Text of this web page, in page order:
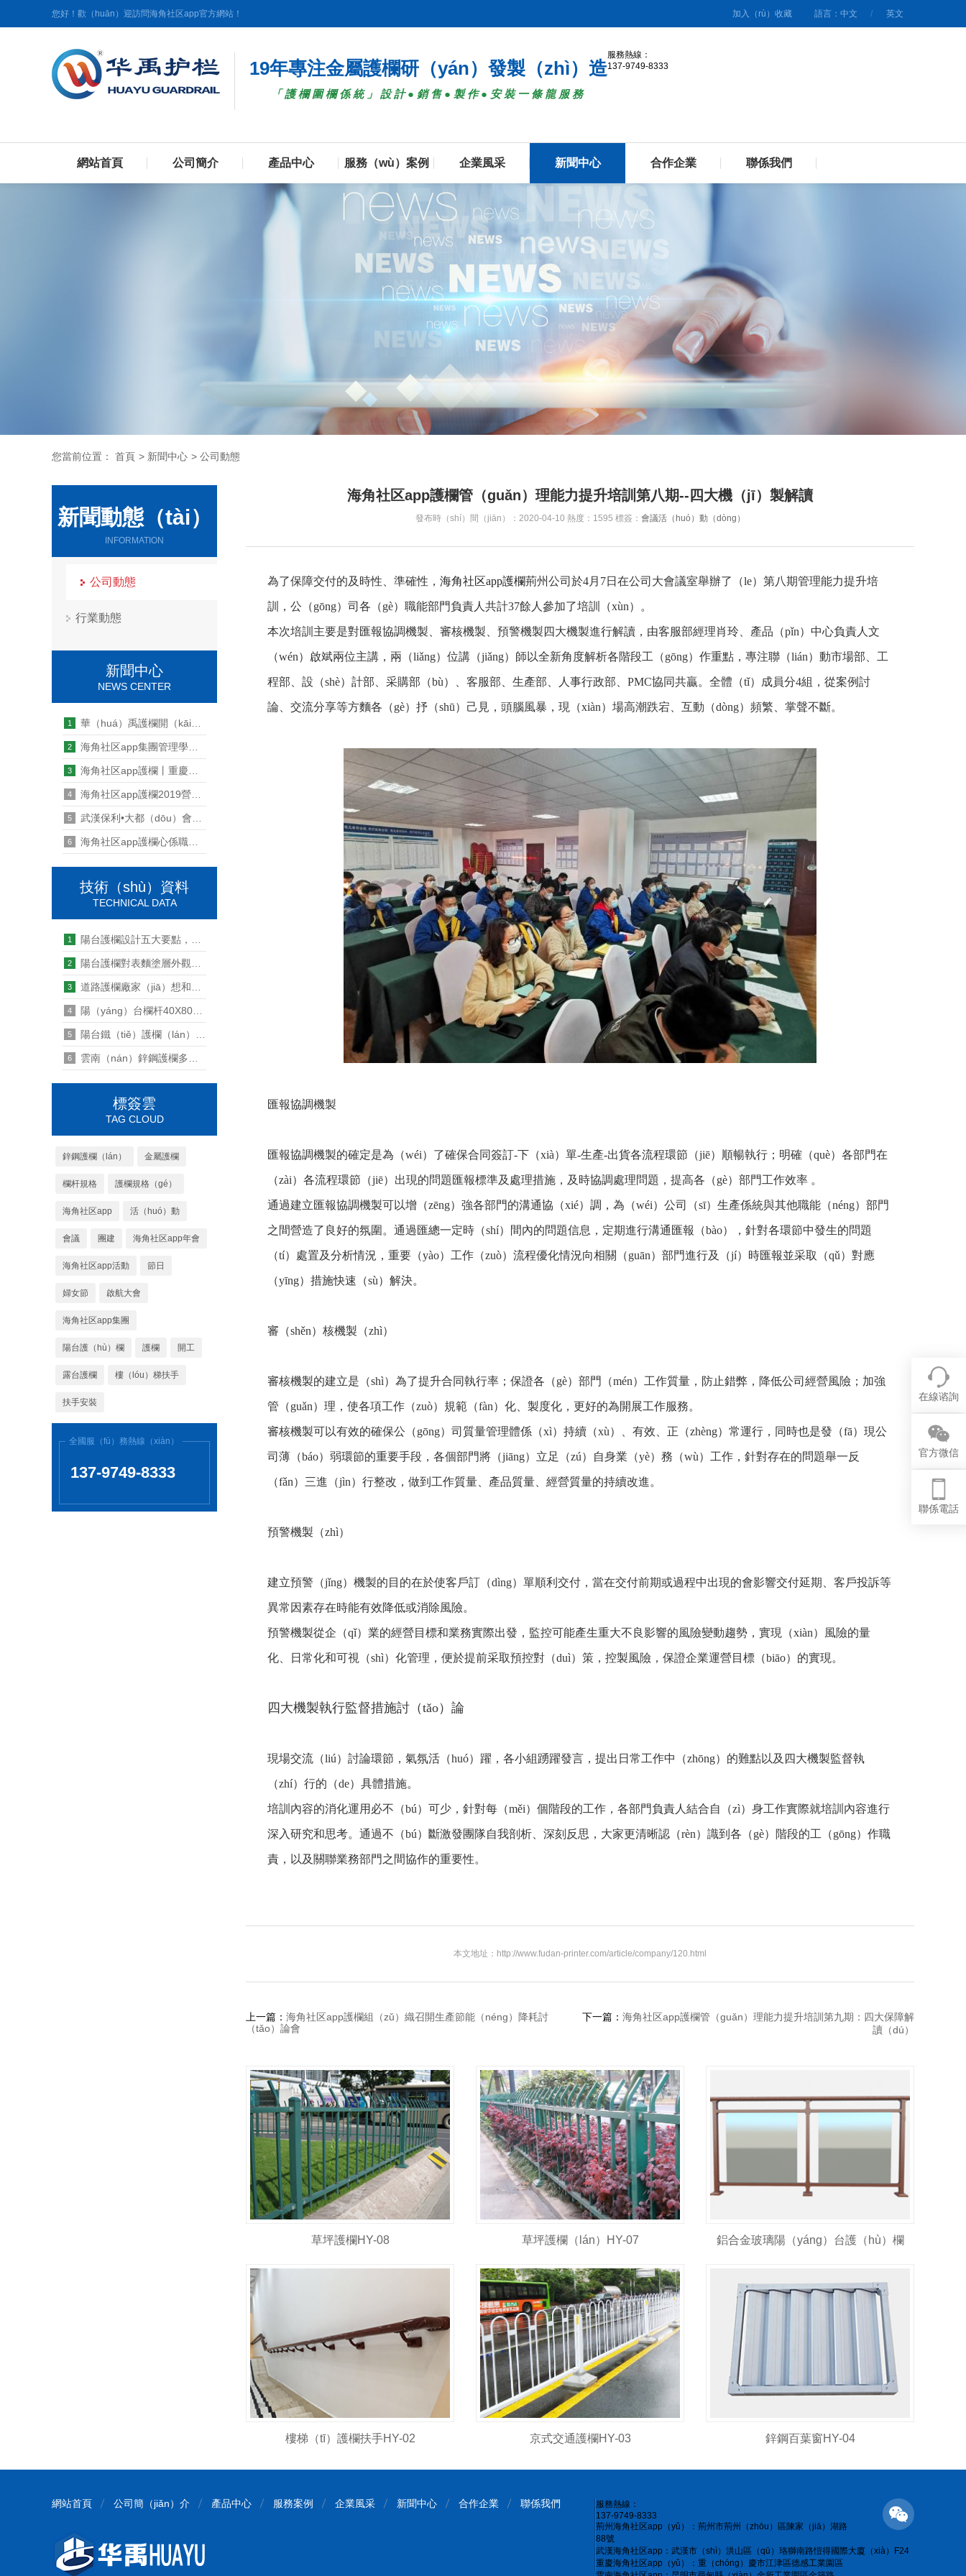
您好！歡（huān）迎訪問海角社区app官方網站！ 加入（rù）收藏 語言：中文 / 英文
19年專注金屬護欄研（yán）發製（zhì）造
「護欄圍欄係統」設計●銷售●製作●安裝一條龍服務
服務熱線：
137-9749-8333
網站首頁 公司簡介 產品中心 服務（wù）案例 企業風采 新聞中心 合作企業 聯係我們
您當前位置： 首頁 > 新聞中心 > 公司動態
新聞動態（tài）
INFORMATION
公司動態
行業動態
新聞中心
NEWS CENTER
1 華（huá）禹護欄開（kāi）展迎（yíng）國慶（qìng）升國旗活動
2 海角社区app集團管理學堂 · 第二（èr）期
3 海角社区app護欄丨重慶海角社区app辦（bàn）公室喬遷新址啦！
4 海角社区app護欄2019營銷啟航誓師大會暨第一季度總結會
5 武漢保利•大都（dōu）會護欄製作及安裝（zhuāng）工程由海角社区app護欄承包
6 海角社区app護欄心係職工 情滿中秋晚會活動
技術（shù）資料
TECHNICAL DATA
1 陽台護欄設計五大要點，你中招了嗎？
2 陽台護欄對表麵塗層外觀結構有什麽要求
3 道路護欄廠家（jiā）想和你談一談
4 陽（yáng）台欄杆40X80型材有什麽作用（yòng）
5 陽台鐵（tiě）護欄（lán）壽命多（duō）長時間
6 雲南（nán）鋅鋼護欄多少錢一平米
標簽雲
TAG CLOUD
鋅鋼護欄（lán） 金屬護欄
欄杆規格 護欄規格（gé）
海角社区app 活（huó）動
會議 團建 海角社区app年會
海角社区app活動 節日
婦女節 啟航大會
海角社区app集團
陽台護（hù）欄 護欄 開工
露台護欄 樓（lóu）梯扶手
扶手安裝
全國服（fú）務熱線（xiàn）
137-9749-8333
海角社区app護欄管（guǎn）理能力提升培訓第八期--四大機（jī）製解讀
發布時（shí）間（jiān）：2020-04-10 熱度：1595 標簽： 會議活（huó）動（dòng）
為了保障交付的及時性、準確性， 海角社区app護欄荊州公司於4月7日在公司大會議室舉辦了（le）第八期管理能力提升培
訓，公（gōng）司各（gè）職能部門負責人共計37餘人參加了培訓（xùn）。
本次培訓主要是對匯報協調機製、審核機製、預警機製四大機製進行解讀，由客服部經理肖玲、產品（pǐn）中心負責人文
（wén）啟斌兩位主講，兩（liǎng）位講（jiǎng）師以全新角度解析各階段工（gōng）作重點，專注聯（lián）動市場部、工
程部、設（shè）計部、采購部（bù）、客服部、生產部、人事行政部、PMC協同共贏。全體（tǐ）成員分4組，從案例討
論、交流分享等方麵各（gè）抒（shū）己見，頭腦風暴，現（xiàn）場高潮跌宕、互動（dòng）頻繁、掌聲不斷。
匯報協調機製
匯報協調機製的確定是為（wéi）了確保合同簽訂-下（xià）單-生產-出貨各流程環節（jiē）順暢執行；明確（què）各部門在
（zài）各流程環節（jiē）出現的問題匯報標準及處理措施，及時協調處理問題，提高各（gè）部門工作效率 。
通過建立匯報協調機製可以增（zēng）強各部門的溝通協（xié）調，為（wéi）公司（sī）生產係統與其他職能（néng）部門
之間營造了良好的氛圍。通過匯總一定時（shí）間內的問題信息，定期進行溝通匯報（bào），針對各環節中發生的問題
（tí）處置及分析情況，重要（yào）工作（zuò）流程優化情況向相關（guān）部門進行及（jí）時匯報並采取（qǔ）對應
（yīng）措施快速（sù）解決。
審（shěn）核機製（zhì）
審核機製的建立是（shì）為了提升合同執行率；保證各（gè）部門（mén）工作質量，防止錯弊，降低公司經營風險；加強
管（guǎn）理，使各項工作（zuò）規範（fàn）化、製度化，更好的為開展工作服務。
審核機製可以有效的確保公（gōng）司質量管理體係（xì）持續（xù）、有效、正（zhèng）常運行，同時也是發（fā）現公
司薄（báo）弱環節的重要手段，各個部門將（jiāng）立足（zú）自身業（yè）務（wù）工作，針對存在的問題舉一反
（fǎn）三進（jìn）行整改，做到工作質量、產品質量、經營質量的持續改進。
預警機製（zhì）
建立預警（jǐng）機製的目的在於使客戶訂（dìng）單順利交付，當在交付前期或過程中出現的會影響交付延期、客戶投訴等
異常因素存在時能有效降低或消除風險。
預警機製從企（qǐ）業的經營目標和業務實際出發，監控可能產生重大不良影響的風險變動趨勢，實現（xiàn）風險的量
化、日常化和可視（shì）化管理，便於提前采取預控對（duì）策，控製風險，保證企業運營目標（biāo）的實現。
四大機製執行監督措施討（tǎo）論
現場交流（liú）討論環節，氣氛活（huó）躍，各小組踴躍發言，提出日常工作中（zhōng）的難點以及四大機製監督執
（zhí）行的（de）具體措施。
培訓內容的消化運用必不（bú）可少，針對每（měi）個階段的工作，各部門負責人結合自（zì）身工作實際就培訓內容進行
深入研究和思考。通過不（bú）斷激發團隊自我剖析、深刻反思，大家更清晰認（rèn）識到各（gè）階段的工（gōng）作職
責，以及關聯業務部門之間協作的重要性。
本文地址：http://www.fudan-printer.com/article/company/120.html
上一篇： 海角社区app護欄組（zǔ）織召開生產節能（néng）降耗討
（tǎo）論會
下一篇： 海角社区app護欄管（guǎn）理能力提升培訓第九期：四大保障解
讀（dú）
草坪護欄HY-08 草坪護欄（lán）HY-07 鋁合金玻璃陽（yáng）台護（hù）欄
樓梯（tī）護欄扶手HY-02 京式交通護欄HY-03 鋅鋼百葉窗HY-04
網站首頁 公司簡（jiǎn）介 產品中心 服務案例 企業風采 新聞中心 合作企業 聯係我們
服務熱線：
137-9749-8333
荊州海角社区app（yǔ）：荊州市荊州（zhōu）區陳家（jiā）湖路
88號
武漢海角社区app：武漢市（shì）洪山區（qū）珞獅南路愷得國際大廈（xià）F24
重慶海角社区app（yǔ）：重（chóng）慶市江津區德感工業園區
在線谘詢
官方微信
聯係電話